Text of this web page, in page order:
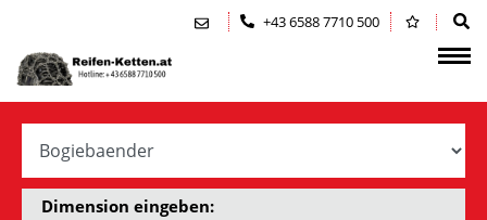
Zum Inhalt springen (Alt+0)
Zum Hauptmenü springen (Alt+1)+43 6588 7710 500
Dimension eingeben: